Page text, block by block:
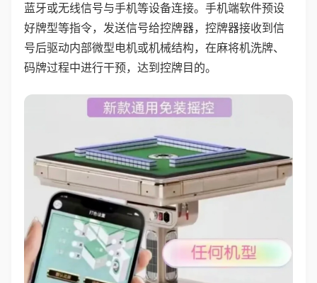
蓝牙或无线信号与手机等设备连接。手机端软件预设
好牌型等指令，发送信号给控牌器，控牌器接收到信
号后驱动内部微型电机或机械结构，在麻将机洗牌、
码牌过程中进行干预，达到控牌目的。